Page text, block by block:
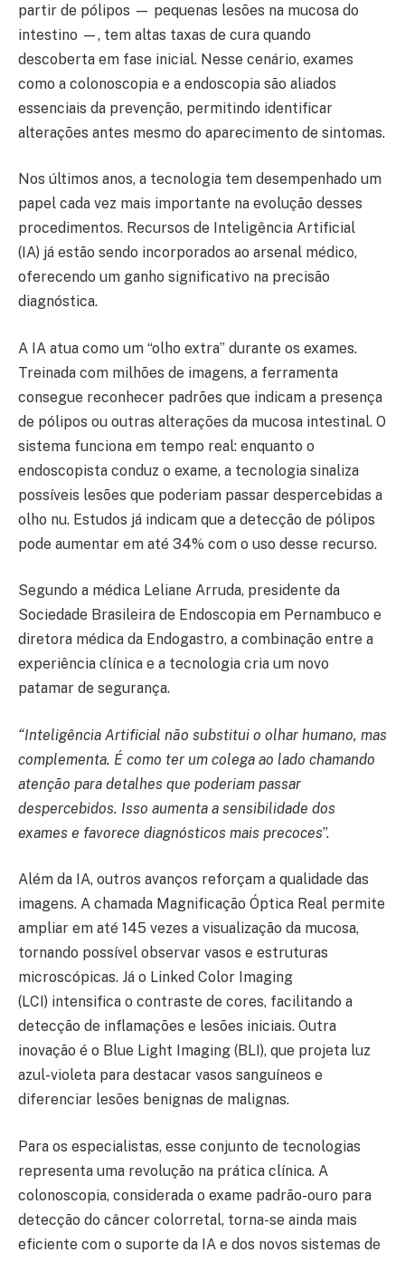
partir de pólipos — pequenas lesões na mucosa do
intestino —, tem altas taxas de cura quando
descoberta em fase inicial. Nesse cenário, exames
como a colonoscopia e a endoscopia são aliados
essenciais da prevenção, permitindo identificar
alterações antes mesmo do aparecimento de sintomas.
Nos últimos anos, a tecnologia tem desempenhado um
papel cada vez mais importante na evolução desses
procedimentos. Recursos de Inteligência Artificial
(IA) já estão sendo incorporados ao arsenal médico,
oferecendo um ganho significativo na precisão
diagnóstica.
A IA atua como um “olho extra” durante os exames.
Treinada com milhões de imagens, a ferramenta
consegue reconhecer padrões que indicam a presença
de pólipos ou outras alterações da mucosa intestinal. O
sistema funciona em tempo real: enquanto o
endoscopista conduz o exame, a tecnologia sinaliza
possíveis lesões que poderiam passar despercebidas a
olho nu. Estudos já indicam que a detecção de pólipos
pode aumentar em até 34% com o uso desse recurso.
Segundo a médica Leliane Arruda, presidente da
Sociedade Brasileira de Endoscopia em Pernambuco e
diretora médica da Endogastro, a combinação entre a
experiência clínica e a tecnologia cria um novo
patamar de segurança.
“Inteligência Artificial não substitui o olhar humano, mas
complementa. É como ter um colega ao lado chamando
atenção para detalhes que poderiam passar
despercebidos. Isso aumenta a sensibilidade dos
exames e favorece diagnósticos mais precoces”.
Além da IA, outros avanços reforçam a qualidade das
imagens. A chamada Magnificação Óptica Real permite
ampliar em até 145 vezes a visualização da mucosa,
tornando possível observar vasos e estruturas
microscópicas. Já o Linked Color Imaging
(LCI) intensifica o contraste de cores, facilitando a
detecção de inflamações e lesões iniciais. Outra
inovação é o Blue Light Imaging (BLI), que projeta luz
azul-violeta para destacar vasos sanguíneos e
diferenciar lesões benignas de malignas.
Para os especialistas, esse conjunto de tecnologias
representa uma revolução na prática clínica. A
colonoscopia, considerada o exame padrão-ouro para
detecção do câncer colorretal, torna-se ainda mais
eficiente com o suporte da IA e dos novos sistemas de